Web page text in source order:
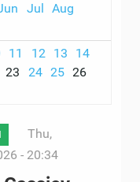
Jul
Aug
11 12 13
14
23 24 25 26
Thu,
- 20:34